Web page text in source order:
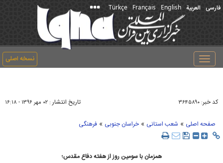
فارسی العربیة English
Français
Türkçe
نسخه اصلی
Toggle
navigation
کد خبر: ۳۶۴۵۸۹۰ تاریخ انتشار : ۰۲ مهر ۱۳۹۶ - ۱۶:۱۸
صفحه اصلی » شعب استانی » خراسان جنوبی » فرهنگی
همزمان با سومین روز از هفته دفاع مقدس؛